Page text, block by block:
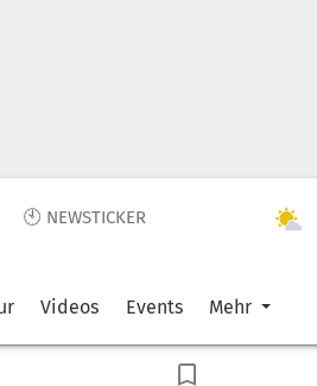
🕙 NEWSTICKER
Videos Events Mehr